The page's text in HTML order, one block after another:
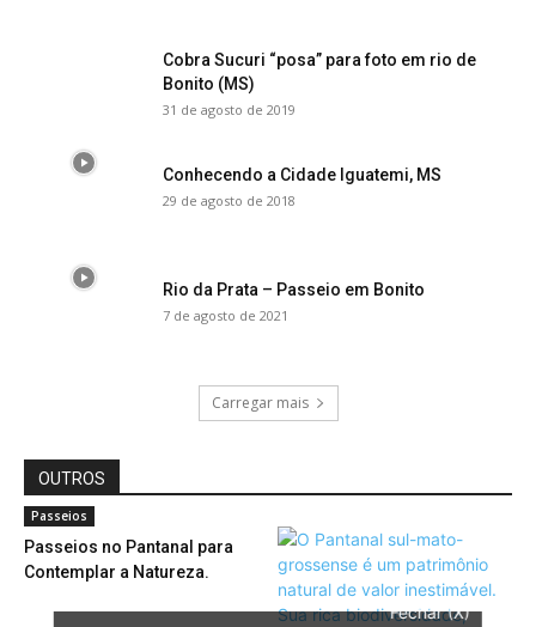
Cobra Sucuri “posa” para foto em rio de
Bonito (MS)
31 de agosto de 2019
Conhecendo a Cidade Iguatemi, MS
29 de agosto de 2018
Rio da Prata – Passeio em Bonito
7 de agosto de 2021
Carregar mais
OUTROS
Passeios
Passeios no Pantanal para
Contemplar a Natureza.
Fechar (X)